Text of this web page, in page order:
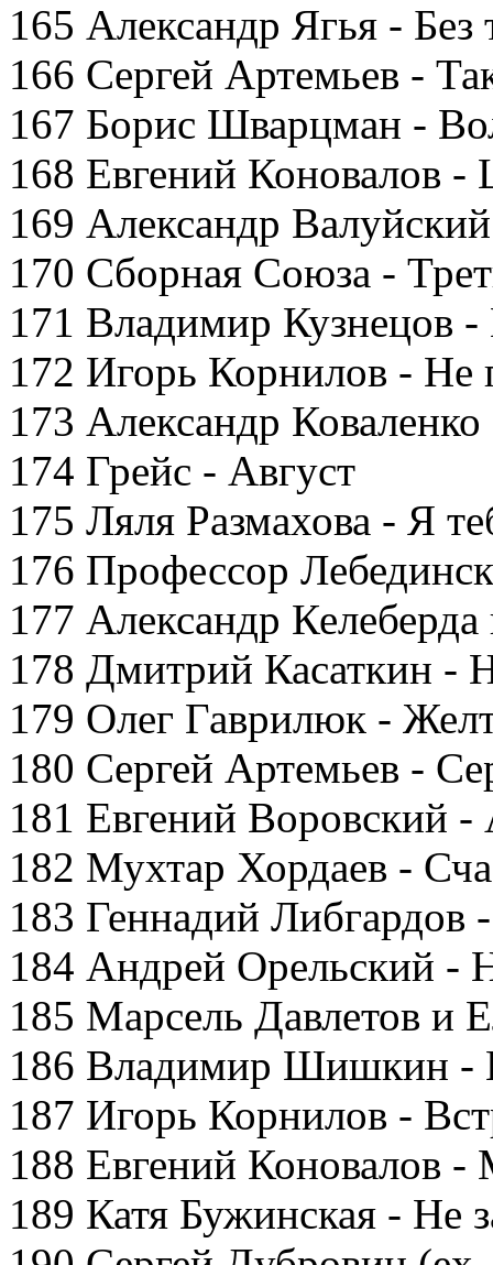
165 Александр Ягья - Без
166 Сергей Артемьев -
167 Борис Шварцман -
168 Евгений Коновалов -
169 Александр
170 Сборная Союза -
171 Владимир Кузнецов
172 Игорь Корнилов - Не
173 Александр
174 Грейс - Август
175 Ляля Размахова - Я
176 Профессор
177 Александр
178 Дмитрий Касаткин -
179 Олег Гаврилюк -
180 Сергей Артемьев -
181 Евгений Воровский -
182 Мухтар Хордаев -
183 Геннадий Либгардов
184 Андрей Орельский -
185 Марсель Давлетов и
186 Владимир Шишкин -
187 Игорь Корнилов -
188 Евгений Коновалов -
189 Катя Бужинская - Не